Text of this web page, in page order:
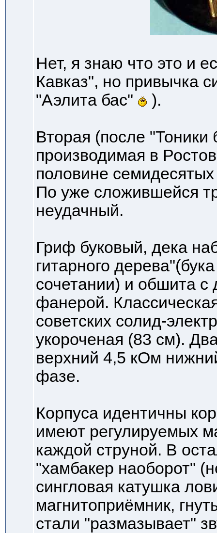
Нет, я знаю что это и
Кавказ", но привычка
"Аэлита бас"
).
Вторая (после "Тоники
производимая в
половине
По уже сложившейся
неудачный.
Гриф буковый, дека
гитарного
сочетании) и обшита с
фанерой.
советских солид-
укороченая (83 см).
верхний 4,5 кОм
фазе.
Корпуса идентичны
имеют регулируемых
каждой струной. В
"хамбакер наоборот"
сингловая катушка
магнитоприёмник,
стали "размазывает"